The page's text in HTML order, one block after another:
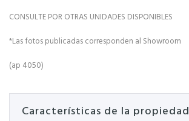
CONSULTE POR OTRAS UNIDADES DISPONIBLES
*Las fotos publicadas corresponden al Showroom
(ap 4050)
Características de la propiedad